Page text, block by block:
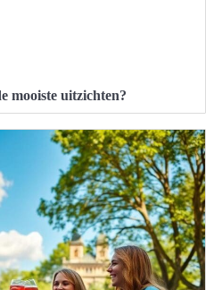
mooiste uitzichten?